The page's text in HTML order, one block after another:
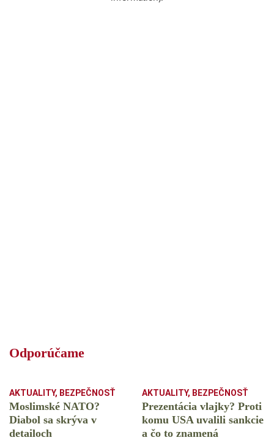
Odporúčame
AKTUALITY, BEZPEČNOSŤ
Moslimské NATO?
Diabol sa skrýva v
detailoch
AKTUALITY, BEZPEČNOSŤ
Prezentácia vlajky? Proti
komu USA uvalili sankcie
a čo to znamená